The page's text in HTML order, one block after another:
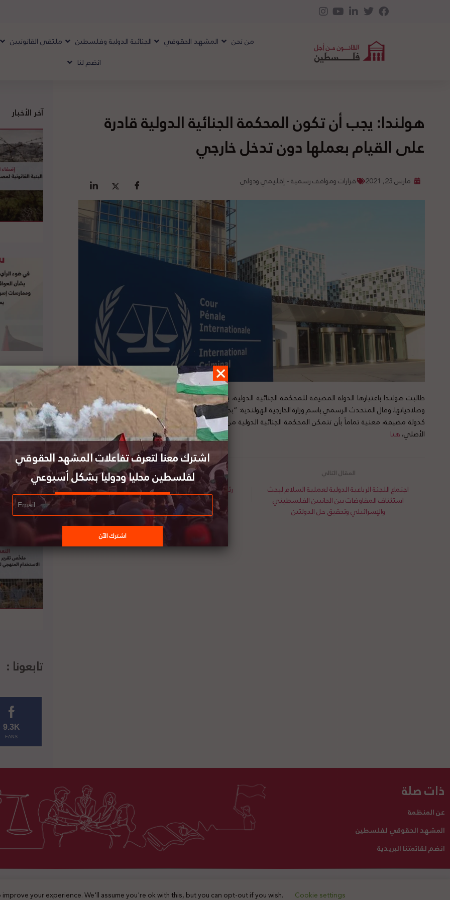
من نحن المشهد الحقوقي الجنائية الدولية وفلسطين ملتقى القانونيين
انضم لنا
هولندا: يجب أن تكون المحكمة الجنائية الدولية قادرة
على القيام بعملها دون تدخل خارجي
مارس 23, 2021 قرارات ومواقف رسمية - إقليمي ودولي
طالبت هولندا باعتبارها الدولة المضيفة للمحكمة الجنائية الدولية، بوقف التدخلات والمعيقات الخارجية بعمل المحكمة
وصلاحياتها. وقال المتحدث الرسمي باسم وزارة الخارجية الهولندية: “بحثنا الأمر مع السفارة الإسرائيلية وأبلغناها بأن هولندا،
كدولة مضيفة، معنية تماماً بأن تتمكن المحكمة الجنائية الدولية من القيام بعملها دون تدخل”. لتفاصيل الخبر ومصدره
الأصلي،هنا
رئيس وزراء لوكسمبورغ يستنكر إجراءات إسرائيل
المتخذة بحق وزير الخارجية الفلسطيني رياض
المالكي
اجتماع اللجنة الرباعية الدولية لعملية السلام لبحث
استئناف المفاوضات بين الجانبين الفلسطيني
والإسرائيلي وتحقيق حل الدولتين
آخر الأخبار
تابعونا :
9.3K
FANS
ذات صلة
عن المنظمة
المشهد الحقوقي لفلسطين
انضم لقائمتنا البريدية
اتصل بنا تبرع لنا 2025 © جميع الحقوق محفوظة
your experience. We'll assume you're ok with this, but you can opt-out if you wish. Cookie settings
اشترك معنا لتعرف تفاعلات المشهد الحقوقي
لفلسطين محليا ودوليا بشكل أسبوعي